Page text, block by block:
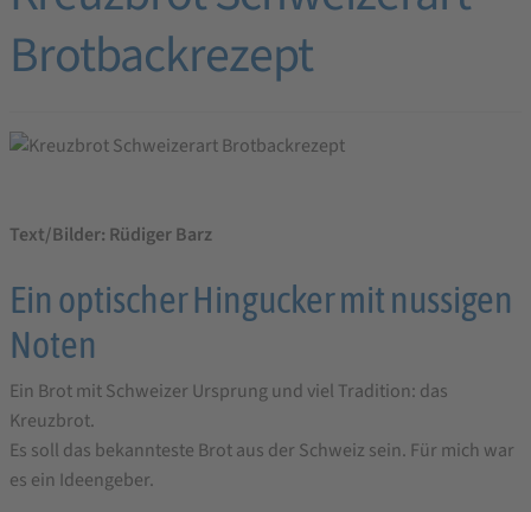
Brotbackrezept
Text/Bilder: Rüdiger Barz
Ein optischer Hingucker mit nussigen
Noten
Ein Brot mit Schweizer Ursprung und viel Tradition: das
Kreuzbrot.
Es soll das bekannteste Brot aus der Schweiz sein. Für mich war
es ein Ideengeber.